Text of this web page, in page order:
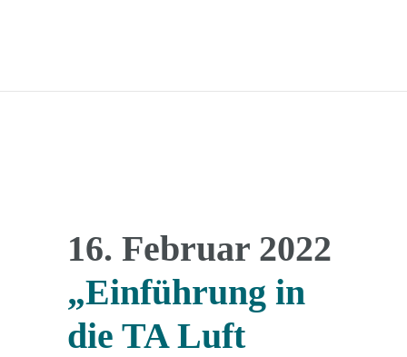
16. Februar 2022
„Einführung in
die TA Luft